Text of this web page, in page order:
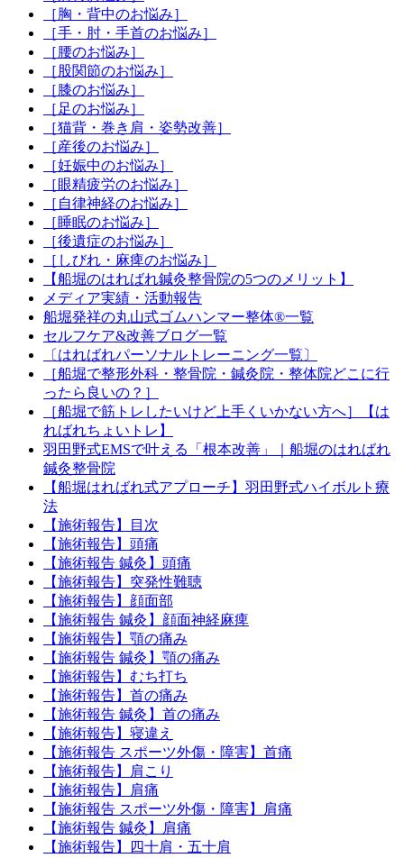
［胸・背中のお悩み］
［手・肘・手首のお悩み］
［腰のお悩み］
［股関節のお悩み］
［膝のお悩み］
［足のお悩み］
［猫背・巻き肩・姿勢改善］
［産後のお悩み］
［妊娠中のお悩み］
［眼精疲労のお悩み］
［自律神経のお悩み］
［睡眠のお悩み］
［後遺症のお悩み］
［しびれ・麻痺のお悩み］
【船堀のはればれ鍼灸整骨院の5つのメリット】
メディア実績・活動報告
船堀発祥の丸山式ゴムハンマー整体®︎一覧
セルフケア&改善ブログ一覧
〔はればれパーソナルトレーニング一覧〕
［船堀で整形外科・整骨院・鍼灸院・整体院どこに行
ったら良いの？］
［船堀で筋トレしたいけど上手くいかない方へ］【は
ればれちょいトレ】
羽田野式EMSで叶える「根本改善」｜船堀のはればれ
鍼灸整骨院
【船堀はればれ式アプローチ】羽田野式ハイボルト療
法
【施術報告】目次
【施術報告】頭痛
【施術報告 鍼灸】頭痛
【施術報告】突発性難聴
【施術報告】顔面部
【施術報告 鍼灸】顔面神経麻痺
【施術報告】顎の痛み
【施術報告 鍼灸】顎の痛み
【施術報告】むち打ち
【施術報告】首の痛み
【施術報告 鍼灸】首の痛み
【施術報告】寝違え
【施術報告 スポーツ外傷・障害】首痛
【施術報告】肩こり
【施術報告】肩痛
【施術報告 スポーツ外傷・障害】肩痛
【施術報告 鍼灸】肩痛
【施術報告】四十肩・五十肩